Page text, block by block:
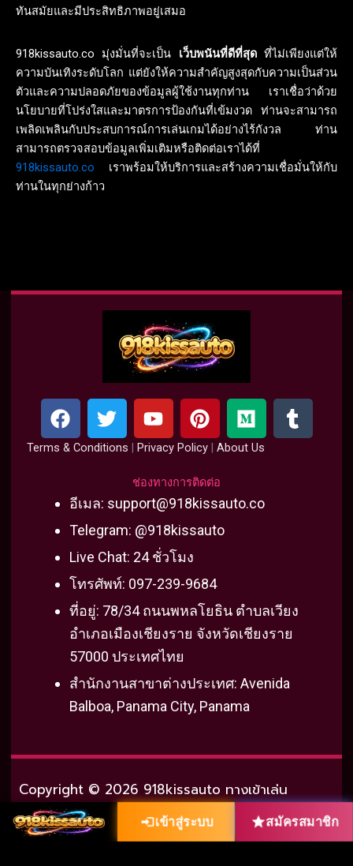
ทันสมัยและมีประสิทธิภาพอยู่เสมอ
918kissauto.co มุ่งมั่นที่จะเป็น เว็บพนันที่ดีที่สุดที่ไม่เพียงแต่ให้
ความบันเทิงระดับโลก แต่ยังให้ความสำคัญสูงสุดกับความเป็นส่วน
ตัวและความปลอดภัยของข้อมูลผู้ใช้งานทุกท่าน เราเชื่อว่าด้วย
นโยบายที่โปร่งใสและมาตรการป้องกันที่เข้มงวด ท่านจะสามารถ
เพลิดเพลินกับประสบการณ์การเล่นเกมได้อย่างไร้กังวล ท่าน
สามารถตรวจสอบข้อมูลเพิ่มเติมหรือติดต่อเราได้ที่
918kissauto.co เราพร้อมให้บริการและสร้างความเชื่อมั่นให้กับ
ท่านในทุกย่างก้าว
F
a
c
o
o
T
w
i
e
r
Y
o
u
u
b
e
P
i
n
e
r
e
M
e
d
m
T
u
Terms & Conditions | Privacy Policy | About Us
ช่องทางการติดต่อ
อีเมล: support@918kissauto.co
Telegram: @918kissauto
Live Chat: 24 ชั่วโมง
โทรศัพท์: 097-239-9684
ที่อยู่: 78/34 ถนนพหลโยธิน ตำบลเวียง
อำเภอเมืองเชียงราย จังหวัดเชียงราย
57000 ประเทศไทย
สำนักงานสาขาต่างประเทศ: Avenida
Balboa, Panama City, Panama
Copyright © 2026 918kissauto ทางเข้าเล่น
918Kiss ออโต้ แตกง่าย แจกเครดิตฟรี
เข้าสู่ระบบ สมัครสมาชิก